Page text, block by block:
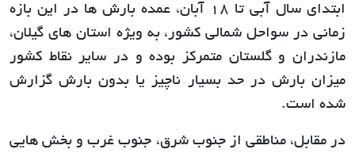
ابتدای سال آبی تا 18 آبان، عمده بارش ها در این بازه
زمانی در سواحل شمالی کشور، به ویژه استان های گیلان،
مازندران و گلستان متمرکز بوده و در سایر نقاط کشور
میزان بارش در حد بسیار ناچیز یا بدون بارش گزارش
شده است.
در مقابل، مناطقی از جنوب شرق، جنوب غرب و بخش هایی